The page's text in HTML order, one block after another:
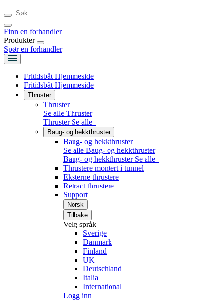
Finn en forhandler
Produkter
Spør en forhandler
Fritidsbåt Hjemmeside
Fritidsbåt Hjemmeside
Thruster
Thruster
Se alle Thruster
Thruster Se alle
Baug- og hekkthruster
Baug- og hekkthruster
Se alle Baug- og hekkthruster
Baug- og hekkthruster Se alle
Thrustere montert i tunnel
Eksterne thrustere
Retract thrustere
Support
Norsk
Tilbake
Velg språk
Sverige
Danmark
Finland
UK
Deutschland
Italia
International
Logg inn